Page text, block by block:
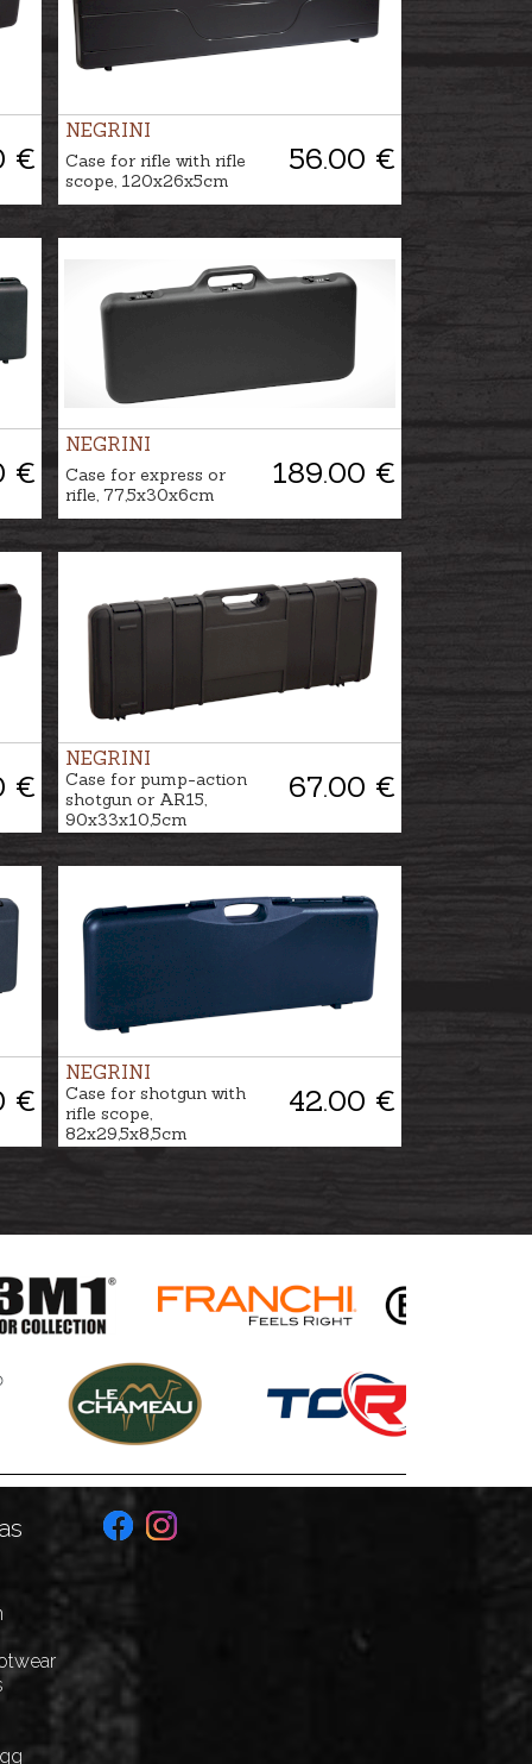
€
NEGRINI
56.00 €
Case for rifle with rifle
scope, 120x26x5cm
€
NEGRINI
189.00 €
Case for express or
rifle, 77,5x30x6cm
€
NEGRINI
67.00 €
Case for pump-action
shotgun or AR15,
90x33x10,5cm
€
NEGRINI
42.00 €
Case for shotgun with
rifle scope,
82x29,5x8,5cm